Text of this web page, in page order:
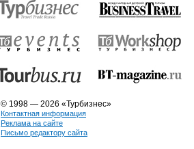
© 1998 — 2026 «Турбизнес»
Контактная информация
Реклама на сайте
Письмо редактору сайта